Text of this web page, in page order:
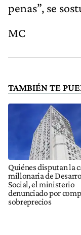
penas”, se
MC
TAMBIÉN TE
Quiénes disputan la
millonaria de
Social, el ministerio
denunciado por
sobreprecios